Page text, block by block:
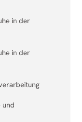
in der
in der
und